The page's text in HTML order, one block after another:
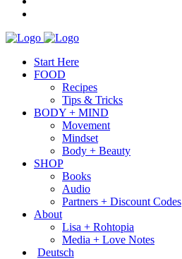
Start Here
FOOD
Recipes
Tips & Tricks
BODY + MIND
Movement
Mindset
Body + Beauty
SHOP
Books
Audio
Partners + Discount Codes
About
Lisa + Rohtopia
Media + Love Notes
Deutsch